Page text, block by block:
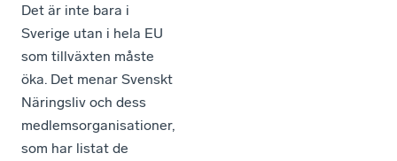
Det är inte bara i
Sverige utan i hela EU
som tillväxten måste
öka. Det menar Svenskt
Näringsliv och dess
medlemsorganisationer,
som har listat de